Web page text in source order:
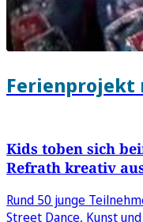
Ferienprojekt
Kids toben sich
Refrath kreativ
Rund 50 junge
Street Dance, Kunst